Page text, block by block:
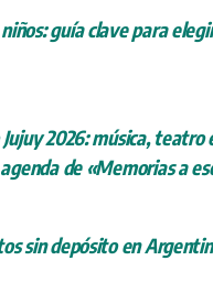
guía clave para
2026: música, teatro
de «Memorias a
sin depósito en